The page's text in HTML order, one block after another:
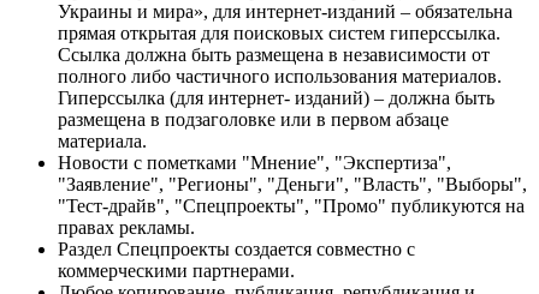
Украины и мира», для интернет-изданий – обязательна
прямая открытая для поисковых систем гиперссылка.
Ссылка должна быть размещена в независимости от
полного либо частичного использования материалов.
Гиперссылка (для интернет- изданий) – должна быть
размещена в подзаголовке или в первом абзаце
материала.
Новости с пометками "Мнение", "Экспертиза",
"Заявление", "Регионы", "Деньги", "Власть", "Выборы",
"Тест-драйв", "Спецпроекты", "Промо" публикуются на
правах рекламы.
Раздел Спецпроекты создается совместно с
коммерческими партнерами.